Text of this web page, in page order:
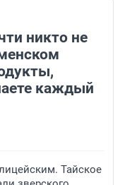
никто не
каждый
Тайское